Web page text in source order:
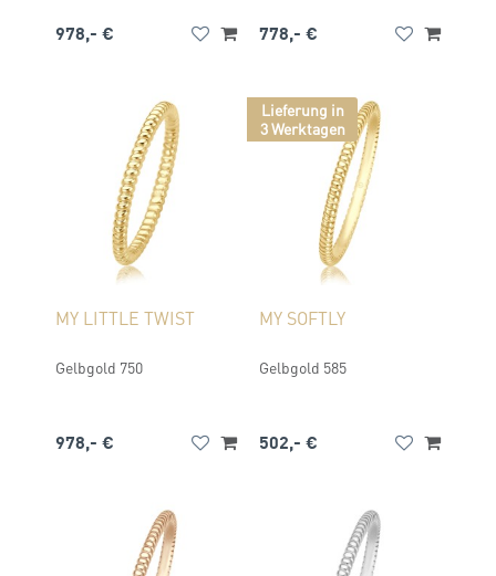
978,- € 778,- €
MY LITTLE TWIST
Gelbgold 750
978,- €
Lieferung in
3 Werktagen
MY SOFTLY
Gelbgold 585
502,- €